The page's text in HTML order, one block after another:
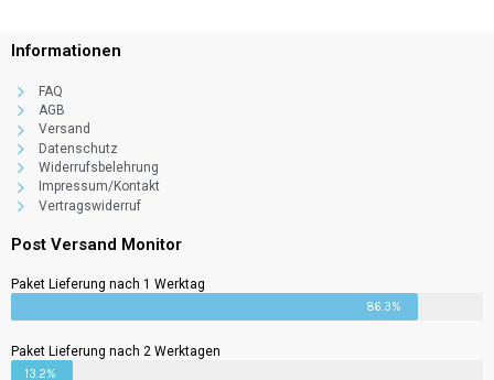
Informationen
FAQ
AGB
Versand
Datenschutz
Widerrufsbelehrung
Impressum/Kontakt
Vertragswiderruf
Post Versand Monitor
Paket Lieferung nach 1 Werktag
86.3%
Paket Lieferung nach 2 Werktagen
13.2%